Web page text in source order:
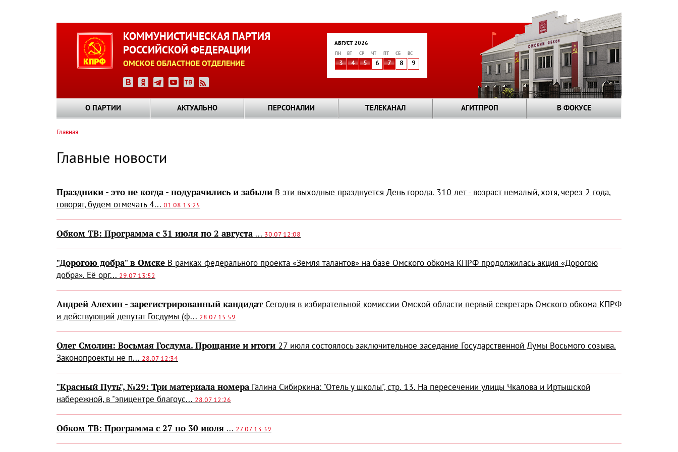
КОММУНИСТИЧЕСКАЯ ПАРТИЯ
РОССИЙСКОЙ ФЕДЕРАЦИИ
ОМСКОЕ ОБЛАСТНОЕ ОТДЕЛЕНИЕ
АВГУСТ 2026
ПН ВТ СР ЧТ СБ ВС
3 4 5 6 7 8 9
О ПАРТИИ АКТУАЛЬНО ПЕРСОНАЛИИ ТЕЛЕКАНАЛ АГИТПРОП В ФОКУСЕ
навигации
Главная
Главные новости
Праздники - это не когда - подурачились и забыли В эти выходные празднуется День города. 310 лет - возраст немалый, хотя, через 2 года,
говорят, будем отмечать 4... 01.08 13:25
Обком ТВ: Программа с 31 июля по 2 августа ... 30.07 12:08
"Дорогою добра" в Омске В рамках федерального проекта «Земля талантов» на базе Омского обкома КПРФ продолжилась акция «Дорогою
добра». Её орг... 29.07 13:52
Андрей Алехин - зарегистрированный кандидат Сегодня в избирательной комиссии Омской области первый секретарь Омского обкома КПРФ
и действующий депутат Госдумы (ф... 28.07 15:59
Олег Смолин: Восьмая Госдума. Прощание и итоги 27 июля состоялось заключительное заседание Государственной Думы Восьмого созыва.
Законопроекты не п... 28.07 12:34
"Красный Путь", №29: Три материала номера
Галина Сибиркина: "Отель у школы", стр. 13. На пересечении улицы Чкалова и Иртышской
набережной, в "эпицентре благоус... 28.07 12:26
Обком ТВ: Программа с 27 по 30 июля ... 27.07 13:39